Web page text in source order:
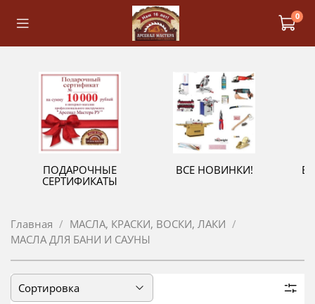
0
ПОДАРОЧНЫЕ
СЕРТИФИКАТЫ
ВСЕ НОВИНКИ!
Главная
МАСЛА, КРАСКИ, ВОСКИ, ЛАКИ
МАСЛА ДЛЯ БАНИ И САУНЫ